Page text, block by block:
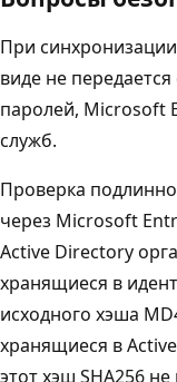
При
виде не
паролей, Microsoft
служб.
Проверка
через Microsoft
Active Directory
хранящиеся в
исходного хэша
хранящиеся в
этот хэш SHA256